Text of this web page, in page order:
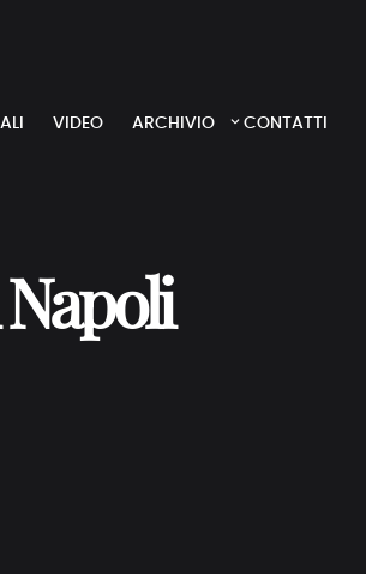
VIDEO ARCHIVIO CONTATTI